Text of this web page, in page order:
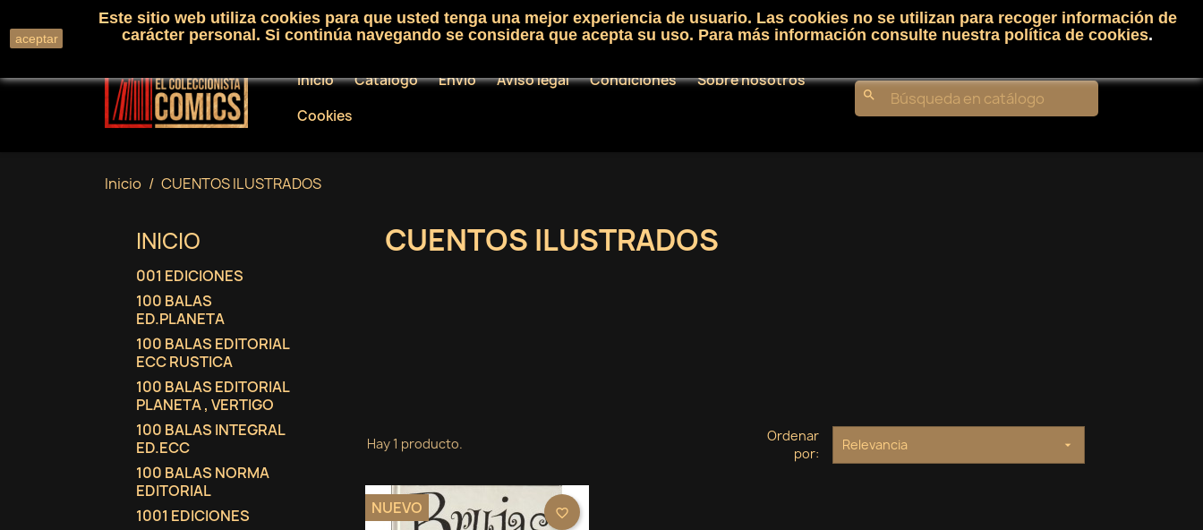
Llámenos:+34 91 530 01 33 Iniciar sesión shopping_cartCarrito(0)
Inicio Catálogo Envío Aviso legal Condiciones
Sobre nosotros
Cookies
search
Inicio CUENTOS ILUSTRADOS
INICIO
001 EDICIONES
100 BALAS
ED.PLANETA
100 BALAS EDITORIAL
ECC RUSTICA
100 BALAS EDITORIAL
PLANETA , VERTIGO
100 BALAS INTEGRAL
ED.ECC
100 BALAS NORMA
EDITORIAL
1001 EDICIONES
CUENTOS ILUSTRADOS
Hay 1 producto.
Ordenar
por:
Relevancia 
NUEVO favorite_border
aceptar
Este sitio web utiliza cookies para que usted tenga una mejor experiencia de usuario. Las cookies no se utilizan para recoger información de
carácter personal. Si continúa navegando se considera que acepta su uso. Para más información consulte nuestra política de cookies.